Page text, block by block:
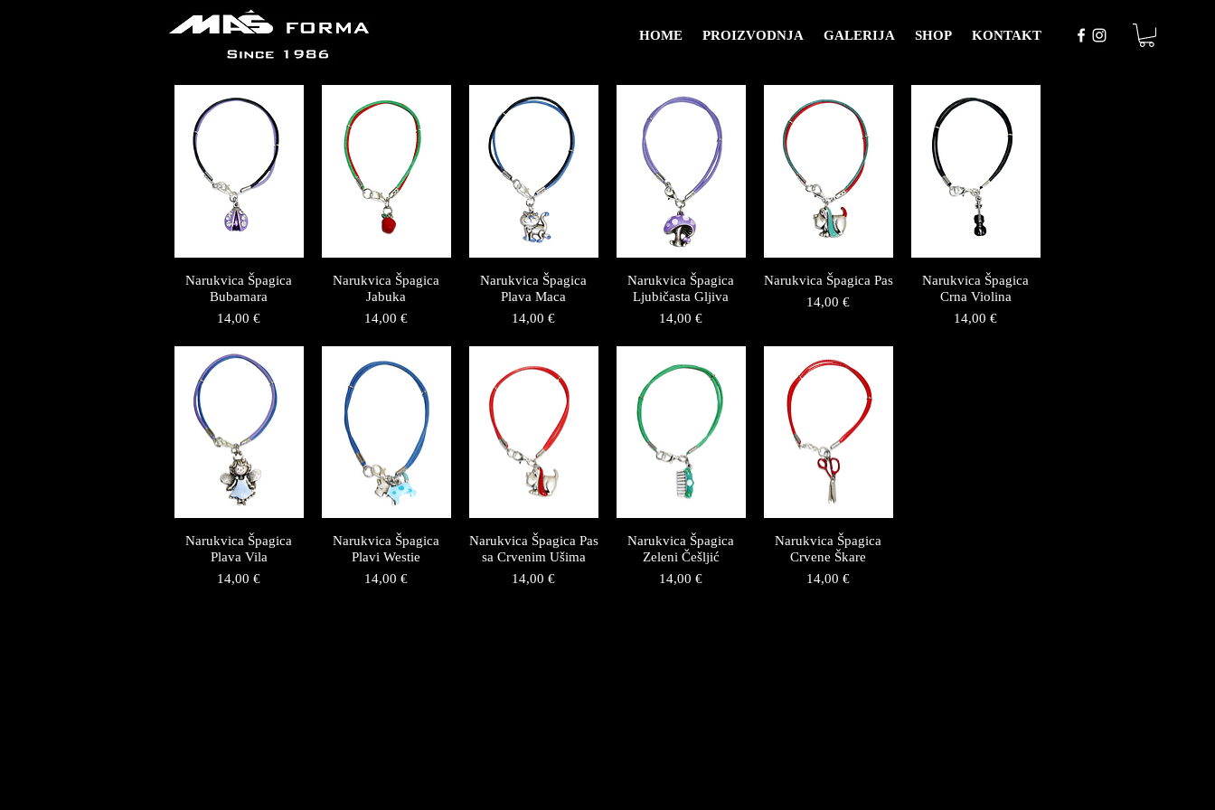
HOME PROIZVODNJA GALERIJA SHOP KONTAKT
Narukvica Špagica
Bubamara
Price
14,00 €
Narukvica Špagica
Jabuka
Price
14,00 €
Narukvica Špagica
Plava Maca
Price
14,00 €
Narukvica Špagica
Ljubičasta Gljiva
Price
14,00 €
Narukvica Špagica Pas
Price
14,00 €
Narukvica Špagica
Crna Violina
Price
14,00 €
Narukvica Špagica
Plava Vila
Price
14,00 €
Narukvica Špagica
Plavi Westie
Price
14,00 €
Narukvica Špagica Pas
sa Crvenim Ušima
Price
14,00 €
Narukvica Špagica
Zeleni Češljić
Price
14,00 €
Narukvica Špagica
Crvene Škare
Price
14,00 €